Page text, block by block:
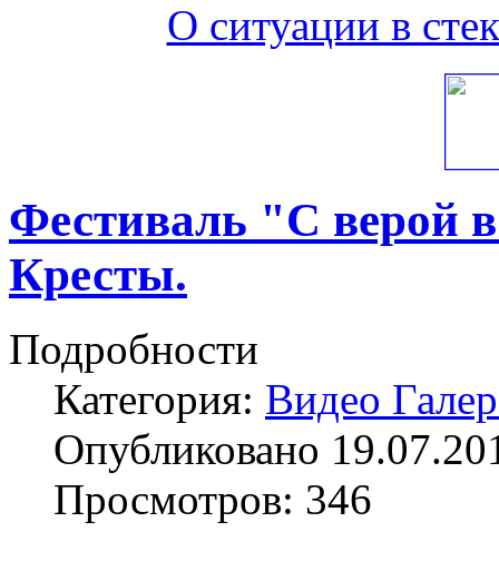
О ситуации в
Фестиваль "С верой
Кресты.
Подробности
Категория: Видео
Опубликовано
Просмотров: 346